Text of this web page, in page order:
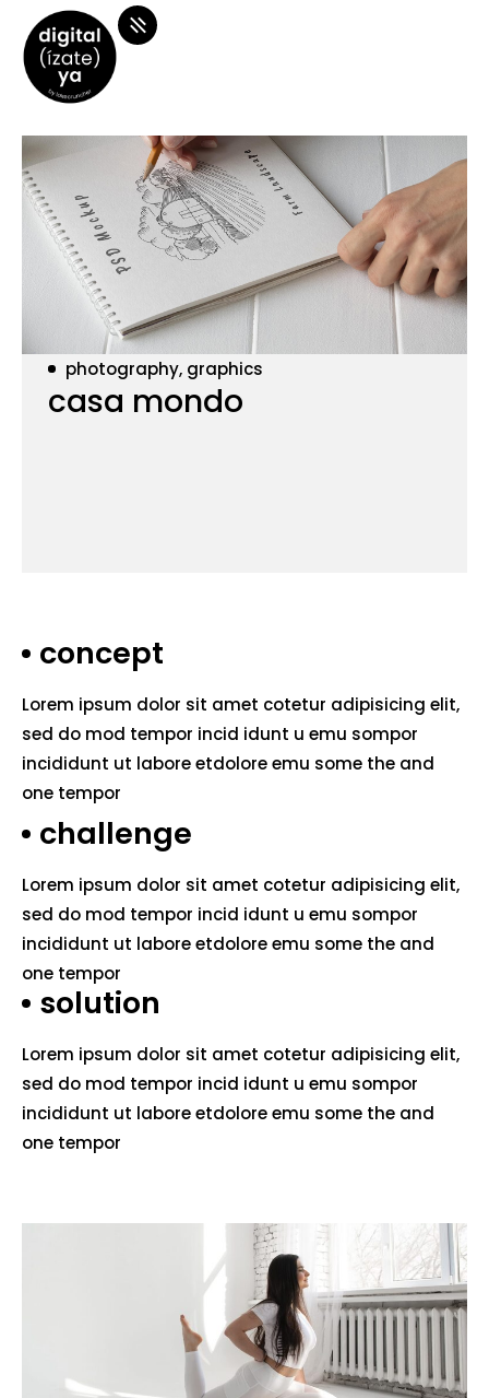
photography, graphics
casa mondo
concept
Lorem ipsum dolor sit amet cotetur adipisicing elit,
sed do mod tempor incid idunt u emu sompor
incididunt ut labore etdolore emu some the and
one tempor
challenge
Lorem ipsum dolor sit amet cotetur adipisicing elit,
sed do mod tempor incid idunt u emu sompor
incididunt ut labore etdolore emu some the and
one tempor
solution
Lorem ipsum dolor sit amet cotetur adipisicing elit,
sed do mod tempor incid idunt u emu sompor
incididunt ut labore etdolore emu some the and
one tempor